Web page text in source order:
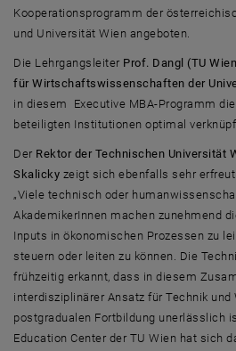
Kooperationsprogramm der
und Universität Wien angeboten.
Die Lehrgangsleiter Prof. Dangl (TU
für Wirtschaftswissenschaften der
in diesem Executive MBA-Programm
beteiligten Institutionen optimal
Der Rektor der Technischen Universität
Skalicky zeigt sich ebenfalls sehr
„Viele technisch oder
AkademikerInnen machen zunehmend
Inputs in ökonomischen Prozessen zu
steuern oder leiten zu können. Die
frühzeitig erkannt, dass in diesem
interdisziplinärer Ansatz für Technik
postgradualen Fortbildung unerlässlich
Education Center der TU Wien hat sich